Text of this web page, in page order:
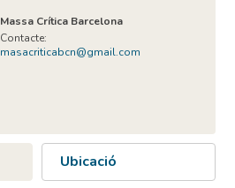
Massa Crítica Barcelona
Contacte:
masacriticabcn@gmail.com
Ubicació